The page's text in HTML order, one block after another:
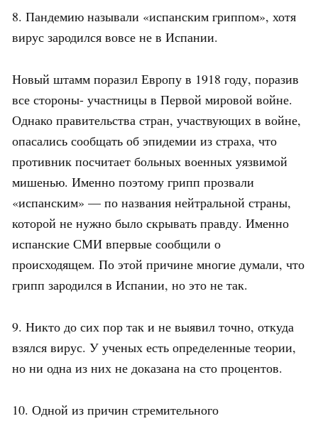
8. Пандемию называли «испанским гриппом», хотя
вирус зародился вовсе не в Испании.
Новый штамм поразил Европу в 1918 году, поразив
все стороны- участницы в Первой мировой войне.
Однако правительства стран, участвующих в войне,
опасались сообщать об эпидемии из страха, что
противник посчитает больных военных уязвимой
мишенью. Именно поэтому грипп прозвали
«испанским» — по названия нейтральной страны,
которой не нужно было скрывать правду. Именно
испанские СМИ впервые сообщили о
происходящем. По этой причине многие думали, что
грипп зародился в Испании, но это не так.
9. Никто до сих пор так и не выявил точно, откуда
взялся вирус. У ученых есть определенные теории,
но ни одна из них не доказана на сто процентов.
10. Одной из причин стремительного